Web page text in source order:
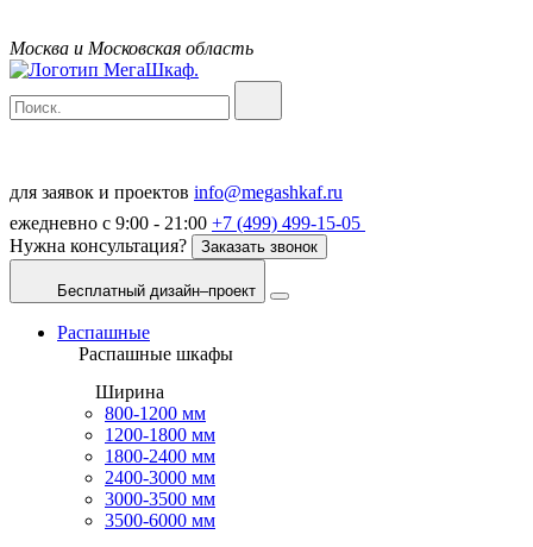
Москва и Московская область
для заявок и проектов info@megashkaf.ru
ежедневно с 9:00 - 21:00 +7 (499) 499-15-05
Нужна консультация?
Заказать звонок
Бесплатный дизайн–проект
Распашные
Распашные шкафы
Ширина
800-1200 мм
1200-1800 мм
1800-2400 мм
2400-3000 мм
3000-3500 мм
3500-6000 мм